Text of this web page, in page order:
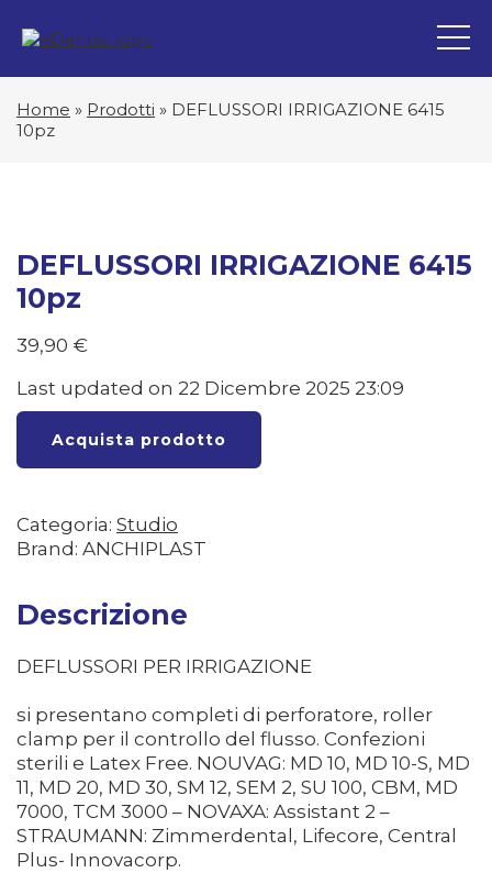
Home » Prodotti » DEFLUSSORI IRRIGAZIONE 6415
10pz
DEFLUSSORI IRRIGAZIONE 6415
10pz
39,90 €
Last updated on 22 Dicembre 2025 23:09
Acquista prodotto
Categoria: Studio
Brand: ANCHIPLAST
Descrizione
DEFLUSSORI PER IRRIGAZIONE
si presentano completi di perforatore, roller
clamp per il controllo del flusso. Confezioni
sterili e Latex Free. NOUVAG: MD 10, MD 10-S, MD
11, MD 20, MD 30, SM 12, SEM 2, SU 100, CBM, MD
7000, TCM 3000 – NOVAXA: Assistant 2 –
STRAUMANN: Zimmerdental, Lifecore, Central
Plus- Innovacorp.